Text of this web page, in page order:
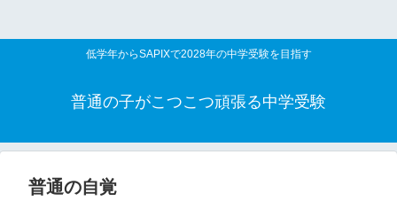
低学年からSAPIXで2028年の中学受験を目指す
普通の子がこつこつ頑張る中学受験
普通の自覚